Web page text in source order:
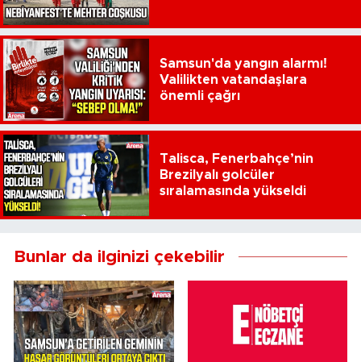
Samsun'da yangın alarmı!
Valilikten vatandaşlara
önemli çağrı
Talisca, Fenerbahçe’nin
Brezilyalı golcüler
sıralamasında yükseldi
Bunlar da ilginizi çekebilir